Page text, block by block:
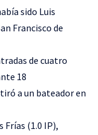
sido Luis
Francisco de
de cuatro
18
a un bateador en
Frías (1.0 IP),